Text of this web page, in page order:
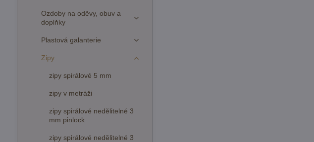
Ozdoby na oděvy, obuv a
doplňky
Plastová galanterie
Zipy
zipy spirálové 5 mm
zipy v metráži
zipy spirálové nedělitelné 3
mm pinlock
zipy spirálové nedělitelné 3